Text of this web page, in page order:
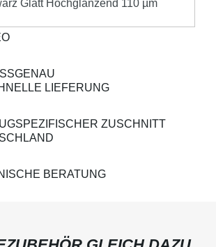
Glatt Hochglänzend 110 µm
Hochglänzend 110 µm stark
MONTAGE
LIEFERUNG
ZUSCHNITT
BERATUNG